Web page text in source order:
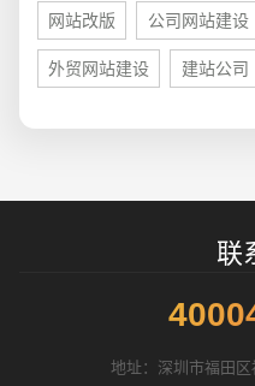
网站改版 公司网站建设
外贸网站建设 建站公司
联
地址：深圳市福田